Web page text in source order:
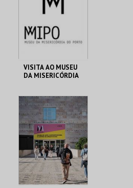
MAIS INFO
VISITA AO MUSEU
DA MISERICÓRDIA
MMIPO
MAIS INFO
COMPRAR